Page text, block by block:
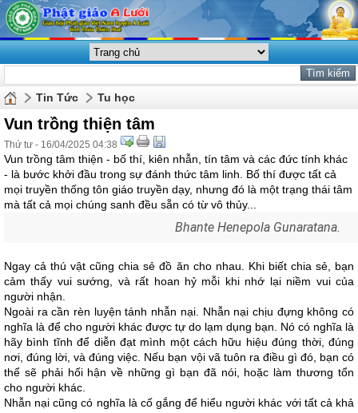
Tin Tức Tu học
Vun trồng thiện tâm
Thứ tư - 16/04/2025 04:38
Vun trồng tâm thiện - bố thí, kiên nhẫn, tín tâm và các đức tính khác
- là bước khởi đầu trong sự đánh thức tâm linh. Bố thí được tất cả
mọi truyền thống tôn giáo truyền dạy, nhưng đó là một trạng thái tâm
mà tất cả mọi chúng sanh đều sẵn có từ vô thủy...
Bhante Henepola Gunaratana.
Ngay cả thú vật cũng chia sẻ đồ ăn cho nhau. Khi biết chia sẻ, bạn
cảm thấy vui sướng, và rất hoan hỷ mỗi khi nhớ lại niềm vui của
người nhận.
Ngoài ra cần rèn luyện tánh nhẫn nại. Nhẫn nại chịu đựng không có
nghĩa là để cho người khác được tự do lạm dụng bạn. Nó có nghĩa là
hãy bình tĩnh để diễn đạt mình một cách hữu hiệu đúng thời, đúng
nơi, đúng lời, và đúng việc. Nếu bạn vội vã tuôn ra điều gì đó, bạn có
thể sẽ phải hối hận về những gì bạn đã nói, hoặc làm thương tổn
cho người khác.
Nhẫn nại cũng có nghĩa là cố gắng để hiểu người khác với tất cả khả